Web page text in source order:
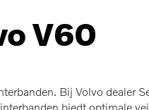
V60
Bij Volvo dealer
biedt optimale